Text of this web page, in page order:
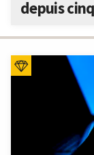
depuis